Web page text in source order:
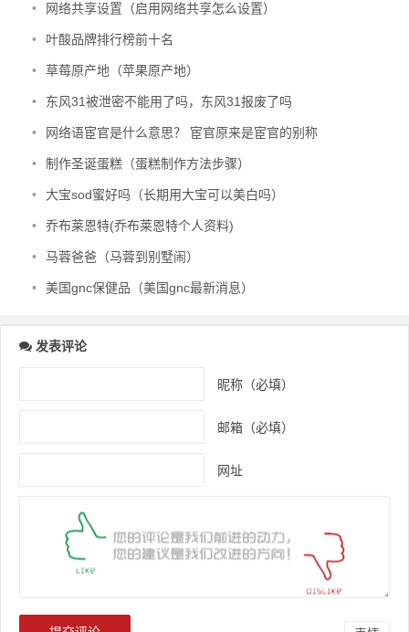
• 网络共享设置（启用网络共享怎么设置）
• 叶酸品牌排行榜前十名
• 草莓原产地（苹果原产地）
• 东风31被泄密不能用了吗，东风31报废了吗
• 网络语宦官是什么意思？ 宦官原来是宦官的别称
• 制作圣诞蛋糕（蛋糕制作方法步骤）
• 大宝sod蜜好吗（长期用大宝可以美白吗）
• 乔布莱恩特(乔布莱恩特个人资料)
• 马蓉爸爸（马蓉到别墅闹）
• 美国gnc保健品（美国gnc最新消息）
发表评论
昵称（必填）
邮箱（必填）
网址